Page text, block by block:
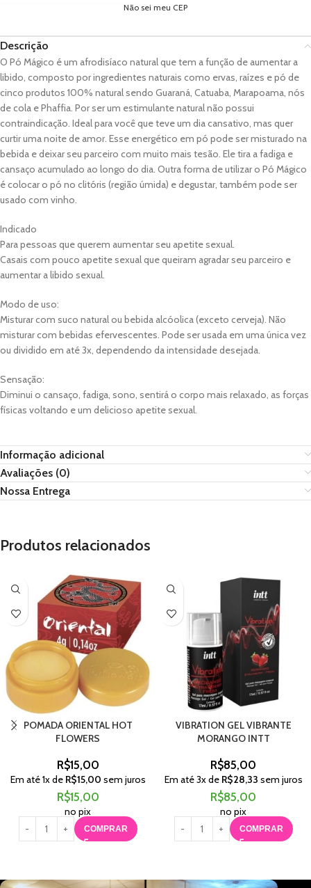
Não sei meu CEP
Descrição
O Pó Mágico é um afrodisíaco natural que tem a função de aumentar a
libido, composto por ingredientes naturais como ervas, raízes e pó de
cinco produtos 100% natural sendo Guaraná, Catuaba, Marapoama, nós
de cola e Phaffia. Por ser um estimulante natural não possui
contraindicação. Ideal para você que teve um dia cansativo, mas quer
curtir uma noite de amor. Esse energético em pó pode ser misturado na
bebida e deixar seu parceiro com muito mais tesão. Ele tira a fadiga e
cansaço acumulado ao longo do dia. Outra forma de utilizar o Pó Mágico
é colocar o pó no clitóris (região úmida) e degustar, também pode ser
usado com vinho.
Indicado
Para pessoas que querem aumentar seu apetite sexual.
Casais com pouco apetite sexual que queiram agradar seu parceiro e
aumentar a libido sexual.
Modo de uso:
Misturar com suco natural ou bebida alcóolica (exceto cerveja). Não
misturar com bebidas efervescentes. Pode ser usada em uma única vez
ou dividido em até 3x, dependendo da intensidade desejada.
Sensação:
Diminui o cansaço, fadiga, sono, sentirá o corpo mais relaxado, as forças
físicas voltando e um delicioso apetite sexual.
Informação adicional
Avaliações (0)
Nossa Entrega
Produtos relacionados
POMADA ORIENTAL HOT
FLOWERS
R$15,00
Em até1x de R$15,00 sem juros
R$15,00
no pix
COMPRAR
VIBRATION GEL VIBRANTE
MORANGO INTT
R$85,00
Em até3x de R$28,33 sem juros
R$85,00
no pix
COMPRAR